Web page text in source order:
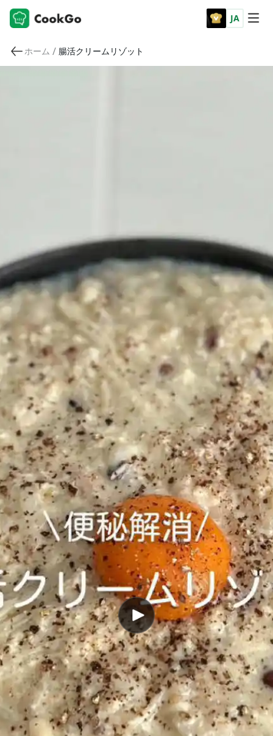
JA
ホーム / 腸活クリームリゾット